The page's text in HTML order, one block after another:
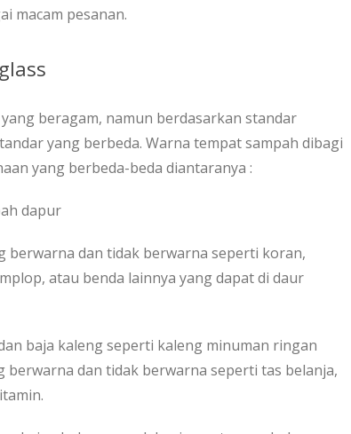
macam pesanan.
beragam, namun berdasarkan standar
yang berbeda. Warna tempat sampah dibagi
yang berbeda-beda diantaranya :
dapur
berwarna dan tidak berwarna seperti koran,
atau benda lainnya yang dapat di daur
baja kaleng seperti kaleng minuman ringan
berwarna dan tidak berwarna seperti tas belanja,